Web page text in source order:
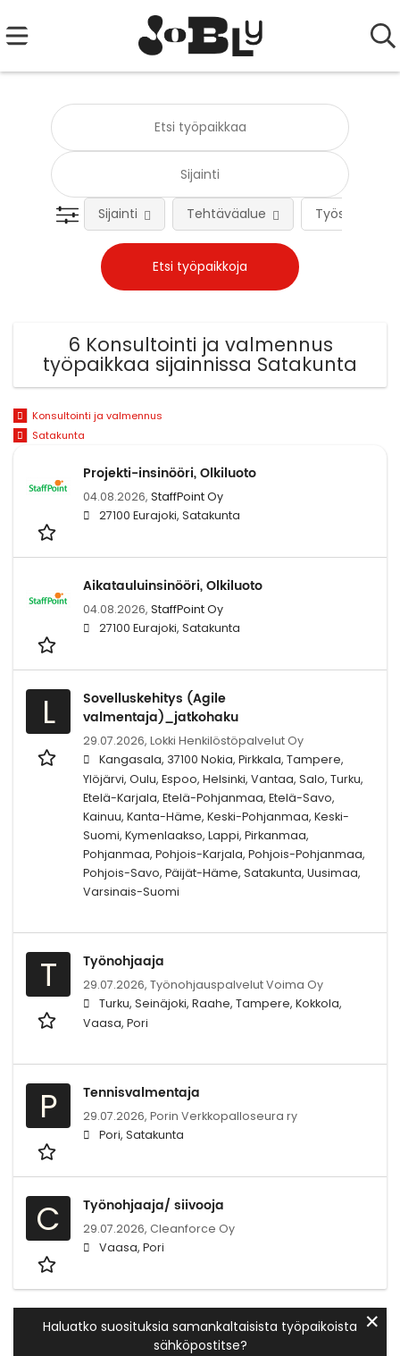
Työsuhteen
Sijainti Tehtäväalue
6 Konsultointi ja valmennus
työpaikkaa sijainnissa Satakunta
Konsultointi ja valmennus
Satakunta
Projekti-insinööri, Olkiluoto
04.08.2026, StaffPoint Oy
27100 Eurajoki, Satakunta
Aikatauluinsinööri, Olkiluoto
04.08.2026, StaffPoint Oy
27100 Eurajoki, Satakunta
L
Sovelluskehitys (Agile
valmentaja)_jatkohaku
29.07.2026, Lokki Henkilöstöpalvelut Oy
Kangasala, 37100 Nokia, Pirkkala, Tampere,
Ylöjärvi, Oulu, Espoo, Helsinki, Vantaa, Salo, Turku,
Etelä-Karjala, Etelä-Pohjanmaa, Etelä-Savo,
Kainuu, Kanta-Häme, Keski-Pohjanmaa, Keski-
Suomi, Kymenlaakso, Lappi, Pirkanmaa,
Pohjanmaa, Pohjois-Karjala, Pohjois-Pohjanmaa,
Pohjois-Savo, Päijät-Häme, Satakunta, Uusimaa,
Varsinais-Suomi
T Työnohjaaja
29.07.2026, Työnohjauspalvelut Voima Oy
Turku, Seinäjoki, Raahe, Tampere, Kokkola,
Vaasa, Pori
P Tennisvalmentaja
29.07.2026, Porin Verkkopalloseura ry
Pori, Satakunta
C Työnohjaaja/ siivooja
29.07.2026, Cleanforce Oy
Vaasa, Pori
Haluatko suosituksia samankaltaisista työpaikoista
sähköpostitse?
✕